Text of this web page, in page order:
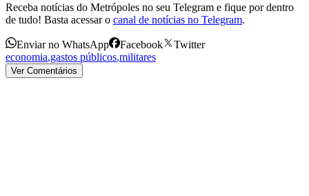
Receba notícias do Metrópoles no seu Telegram e fique por dentro
de tudo! Basta acessar o canal de notícias no Telegram.
Enviar no WhatsApp Facebook
Twitter
economia,gastos públicos,militares
Ver Comentários